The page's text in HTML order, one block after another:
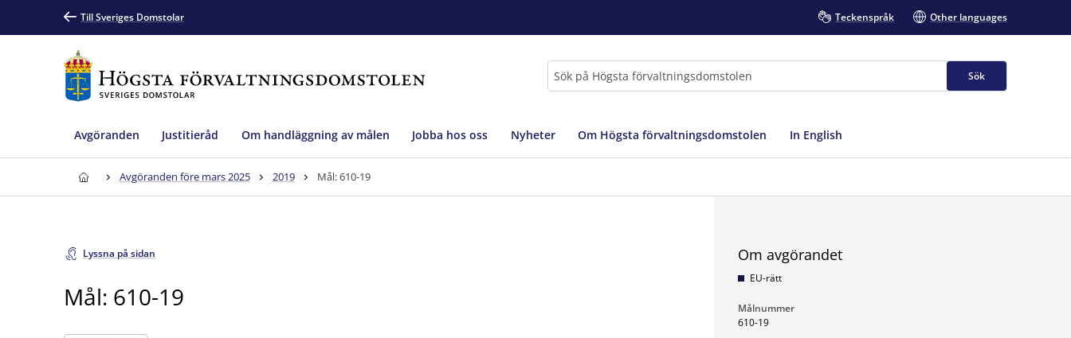
Till Sveriges Domstolar Teckenspråk Other languages
Sök
Avgöranden Justitieråd Om handläggning av målen Jobba hos oss Nyheter Om Högsta förvaltningsdomstolen In English
Avgöranden före mars 2025 2019 Mål: 610-19
Lyssna på sidan
Mål: 610-19
Om avgörandet
EU-rätt
Målnummer
610-19